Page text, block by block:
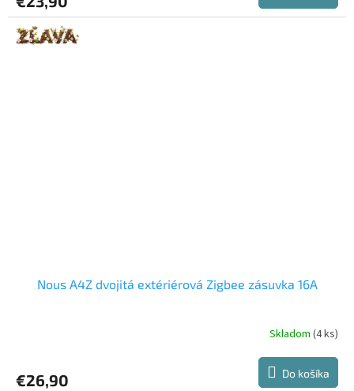
Nous A4Z dvojitá extériérová Zigbee zásuvka 16A
Skladom (4 ks)
€26,90 Do košíka